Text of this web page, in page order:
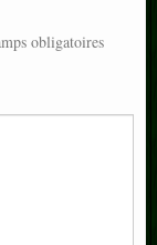
obligatoires